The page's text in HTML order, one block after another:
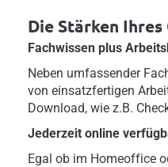
Die Stärken
Fachwissen plus
Neben umfassender
von einsatzfertigen
Download, wie z.B.
Jederzeit online
Egal ob im Homeoffice